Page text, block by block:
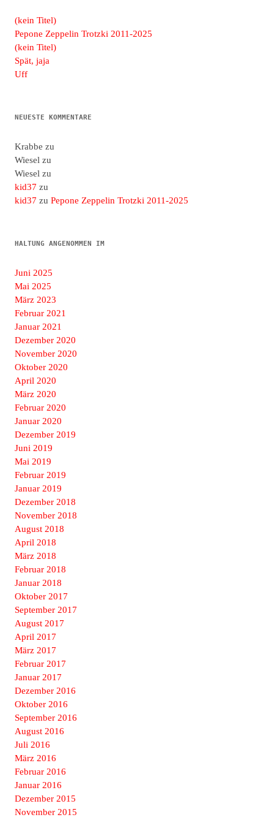
(kein Titel)
Pepone Zeppelin Trotzki 2011-2025
(kein Titel)
Spät, jaja
Uff
NEUESTE KOMMENTARE
Krabbe zu
Wiesel zu
Wiesel zu
kid37 zu
kid37 zu Pepone Zeppelin Trotzki 2011-2025
HALTUNG ANGENOMMEN IM
Juni 2025
Mai 2025
März 2023
Februar 2021
Januar 2021
Dezember 2020
November 2020
Oktober 2020
April 2020
März 2020
Februar 2020
Januar 2020
Dezember 2019
Juni 2019
Mai 2019
Februar 2019
Januar 2019
Dezember 2018
November 2018
August 2018
April 2018
März 2018
Februar 2018
Januar 2018
Oktober 2017
September 2017
August 2017
April 2017
März 2017
Februar 2017
Januar 2017
Dezember 2016
Oktober 2016
September 2016
August 2016
Juli 2016
März 2016
Februar 2016
Januar 2016
Dezember 2015
November 2015